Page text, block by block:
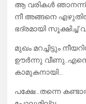
ആ വരികൾ ഞാനന്ന്
നീ അങ്ങനെ
ഭദ്രമായി സൂക്ഷിച്ച്
മുഖം മറച്ചിട്ടും
ഊർന്നു
കാമുകനായി…
പക്ഷേ…തന്നെ